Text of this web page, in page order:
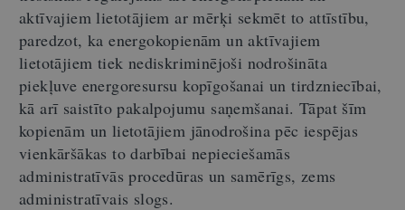
aktīvajiem lietotājiem ar mērķi sekmēt to attīstību,
paredzot, ka energokopienām un aktīvajiem
lietotājiem tiek nediskriminējoši nodrošināta
piekļuve energoresursu kopīgošanai un tirdzniecībai,
kā arī saistīto pakalpojumu saņemšanai. Tāpat šīm
kopienām un lietotājiem jānodrošina pēc iespējas
vienkāršākas to darbībai nepieciešamās
administratīvās procedūras un samērīgs, zems
administratīvais slogs.